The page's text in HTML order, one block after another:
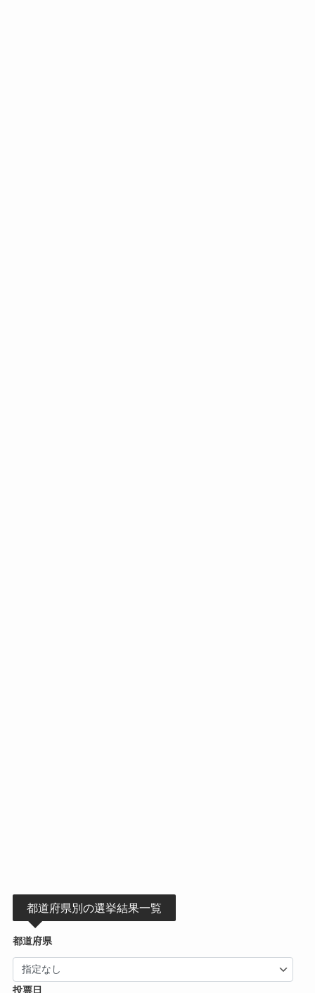
都道府県別の選挙結果一覧
都道府県
投票日